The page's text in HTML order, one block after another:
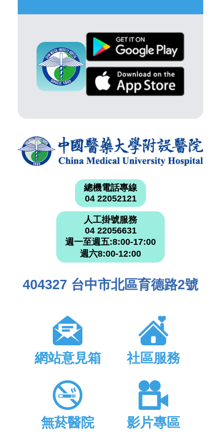
總機電話專線
04 22052121
人工掛號服務
04 22056631
週一至週五:8:00-17:00
週六8:00-12:00
404327 台中市北區育德路2號
網站意見箱 社區服務
無菸醫院 影片專區